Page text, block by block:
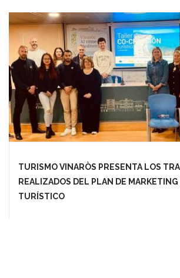
TURISMO VINARÒS PRESENTA LOS
REALIZADOS DEL PLAN DE
TURÍSTICO